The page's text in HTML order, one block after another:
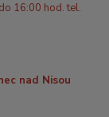
16:00 hod. tel.
nad Nisou